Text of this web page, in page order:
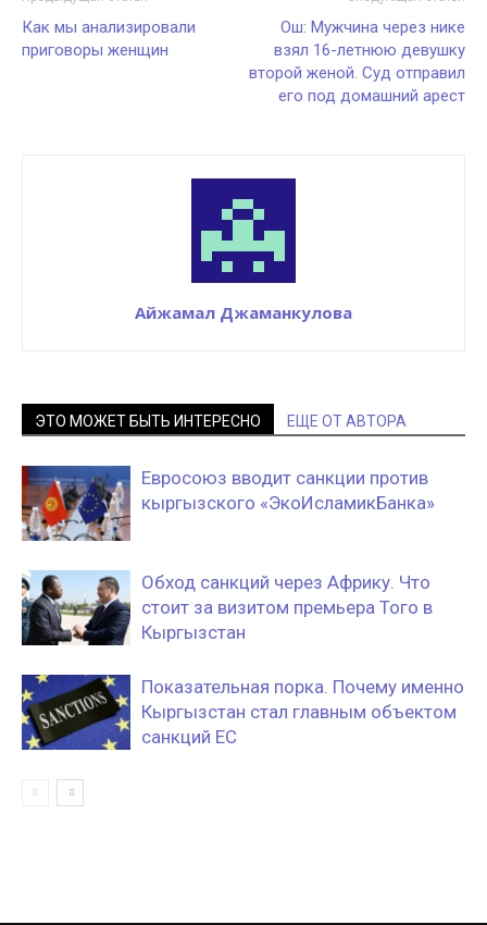
Как мы анализировали
приговоры женщин
Ош: Мужчина через нике
взял 16-летнюю девушку
второй женой. Суд отправил
его под домашний арест
Айжамал Джаманкулова
ЭТО МОЖЕТ БЫТЬ ИНТЕРЕСНО ЕЩЕ ОТ АВТОРА
Евросоюз вводит санкции против
кыргызского «ЭкоИсламикБанка»
Обход санкций через Африку. Что
стоит за визитом премьера Того в
Кыргызстан
Показательная порка. Почему именно
Кыргызстан стал главным объектом
санкций ЕС